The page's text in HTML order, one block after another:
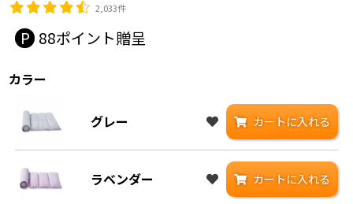
2,033件
88
カラー
グレー カートに入れる
ラベンダー カートに入れる